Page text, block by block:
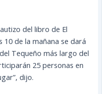
del libro de El
10 de la mañana se dará
Tequeño más largo del
25 personas en
dijo.